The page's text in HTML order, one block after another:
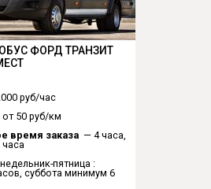
ФОРД ТРАНЗИТ
руб/час
от 50 руб/км
время заказа— 4 часа,
пятница :
суббота минимум 6